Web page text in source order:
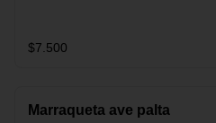
$7.500
Marraqueta ave palta